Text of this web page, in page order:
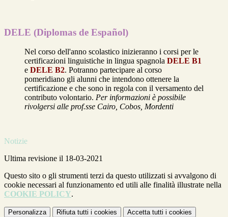
DELE (Diplomas de Español)
Nel corso dell'anno scolastico inizieranno i corsi per le
certificazioni linguistiche in lingua spagnola DELE B1
e DELE B2. Potranno partecipare al corso
pomeridiano gli alunni che intendono ottenere la
certificazione e che sono in regola con il versamento del
contributo volontario. Per informazioni è possibile
rivolgersi alle prof.sse Cairo, Cobos, Mordenti
Notizie
Ultima revisione il 18-03-2021
Questo sito o gli strumenti terzi da questo utilizzati si avvalgono di
cookie necessari al funzionamento ed utili alle finalità illustrate nella
COOKIE POLICY.
Personalizza Rifiuta tutti i cookies Accetta tutti i cookies